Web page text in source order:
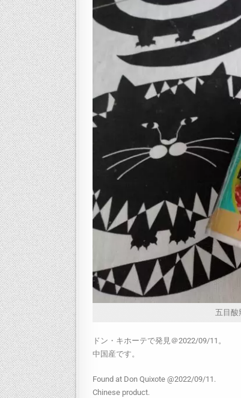
五目酸
ドン・キホーテで発見＠2022/09/11。
中国産です。
Found at Don Quixote @2022/09/11.
Chinese product.